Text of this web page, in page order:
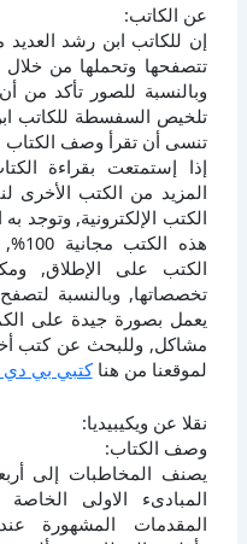
عن الكاتب:
إن للكاتب ابن رشد
تتصفحها وتحملها من خلال
وبالنسبة للصور تأكد من
تلخيص السفسطة للكاتب
تنسى أن تقرأ وصف الكتاب
إذا إستمتعت بقراءة
المزيد من الكتب الأخرى
الكتب الإلكترونية, وتوجد
هذه
الكتب على الإطلاق,
يعمل بصورة جيدة على
مشاكل, وللبحث عن كتب
لموقعنا من هناكتبي بي
نقلا عن ويكيبيديا:
وصف الكتاب:
يصنف المخاطبات إلى
المبادىء الاولى
المقدمات المشهورة